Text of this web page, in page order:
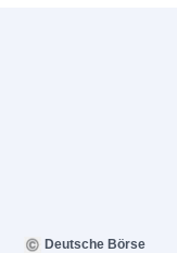
Deutsche Börse